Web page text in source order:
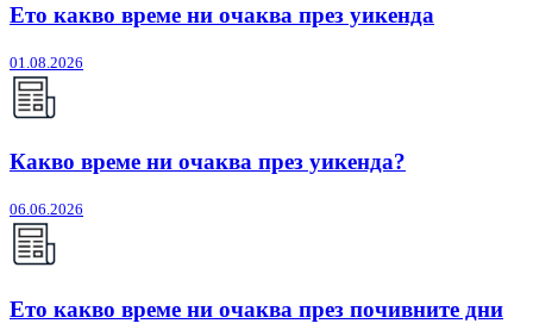
Ето какво време ни очаква през уикенда
01.08.2026
Какво време ни очаква през уикенда?
06.06.2026
Ето какво време ни очаква през почивните дни